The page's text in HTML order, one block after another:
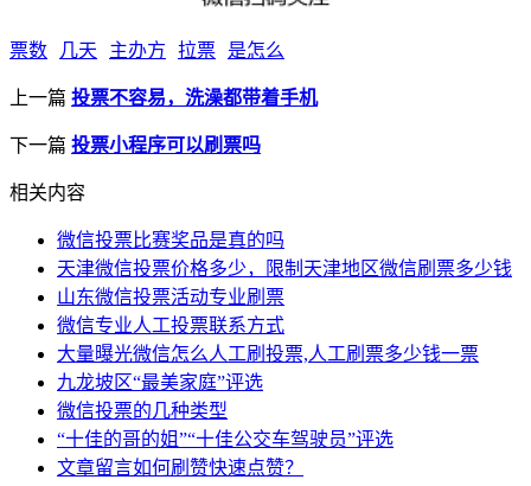
票数 几天 主办方 拉票 是怎么
上一篇 投票不容易，洗澡都带着手机
下一篇 投票小程序可以刷票吗
相关内容
微信投票比赛奖品是真的吗
天津微信投票价格多少，限制天津地区微信刷票多少钱
山东微信投票活动专业刷票
微信专业人工投票联系方式
大量曝光微信怎么人工刷投票,人工刷票多少钱一票
九龙坡区“最美家庭”评选
微信投票的几种类型
“十佳的哥的姐”“十佳公交车驾驶员”评选
文章留言如何刷赞快速点赞？